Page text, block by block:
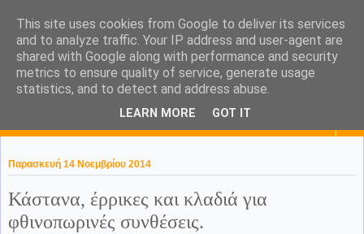
KaPa. Me without you...tea
without a biscuit!
Παρασκευή 14 Νοεμβρίου 2014
Κάστανα, έρρικες και κλαδιά για
φθινοπωρινές συνθέσεις.
This site uses cookies from Google to deliver its services
and to analyze traffic. Your IP address and user-agent are
shared with Google along with performance and security
metrics to ensure quality of service, generate usage
statistics, and to detect and address abuse.
LEARN MORE GOT IT